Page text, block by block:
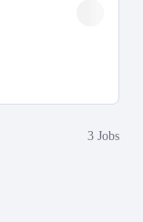
3 Jobs